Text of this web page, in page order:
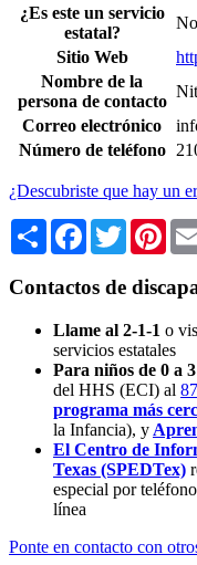
¿Es este un servicio
estatal?
No
Sitio Web
Nombre de la
persona de contacto
Correo electrónico
Número de teléfono
¿Descubriste que hay un
Share Facebook
Twitter
Contactos de
Llame al 2-1-1 o
servicios estatales
Para niños de 0 a
del HHS (ECI) al
programa más
la Infancia), y
El Centro de
Texas (SPEDTex)
especial por
línea
Ponte en contacto con